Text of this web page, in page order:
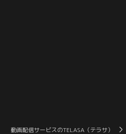
動画配信サービスのTELASA（テラサ）